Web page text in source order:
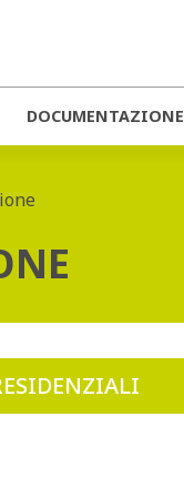
DOCUMENTAZIONE